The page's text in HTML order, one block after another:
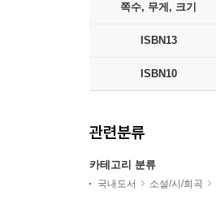
쪽수, 무게, 크기
ISBN13
ISBN10
관련분류
카테고리 분류
국내도서 소설/시/희곡